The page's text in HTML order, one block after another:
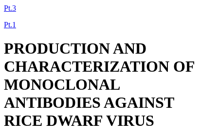
Pt.3
Pt.1
PRODUCTION AND
CHARACTERIZATION OF
MONOCLONAL
ANTIBODIES AGAINST
RICE DWARF VIRUS